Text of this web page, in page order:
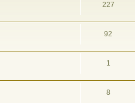
227
92
1
8